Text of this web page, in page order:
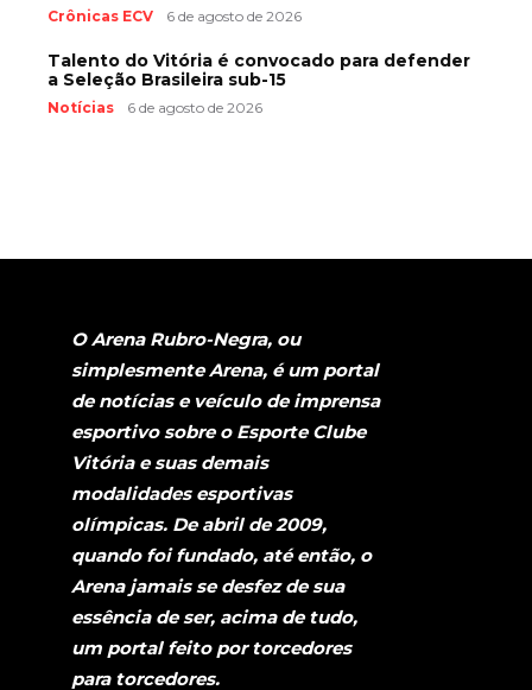
Crônicas ECV 6 de agosto de 2026
Talento do Vitória é convocado para defender
a Seleção Brasileira sub-15
Notícias 6 de agosto de 2026
O Arena Rubro-Negra, ou
simplesmente Arena, é um portal
de notícias e veículo de imprensa
esportivo sobre o Esporte Clube
Vitória e suas demais
modalidades esportivas
olímpicas. De abril de 2009,
quando foi fundado, até então, o
Arena jamais se desfez de sua
essência de ser, acima de tudo,
um portal feito por torcedores
para torcedores.